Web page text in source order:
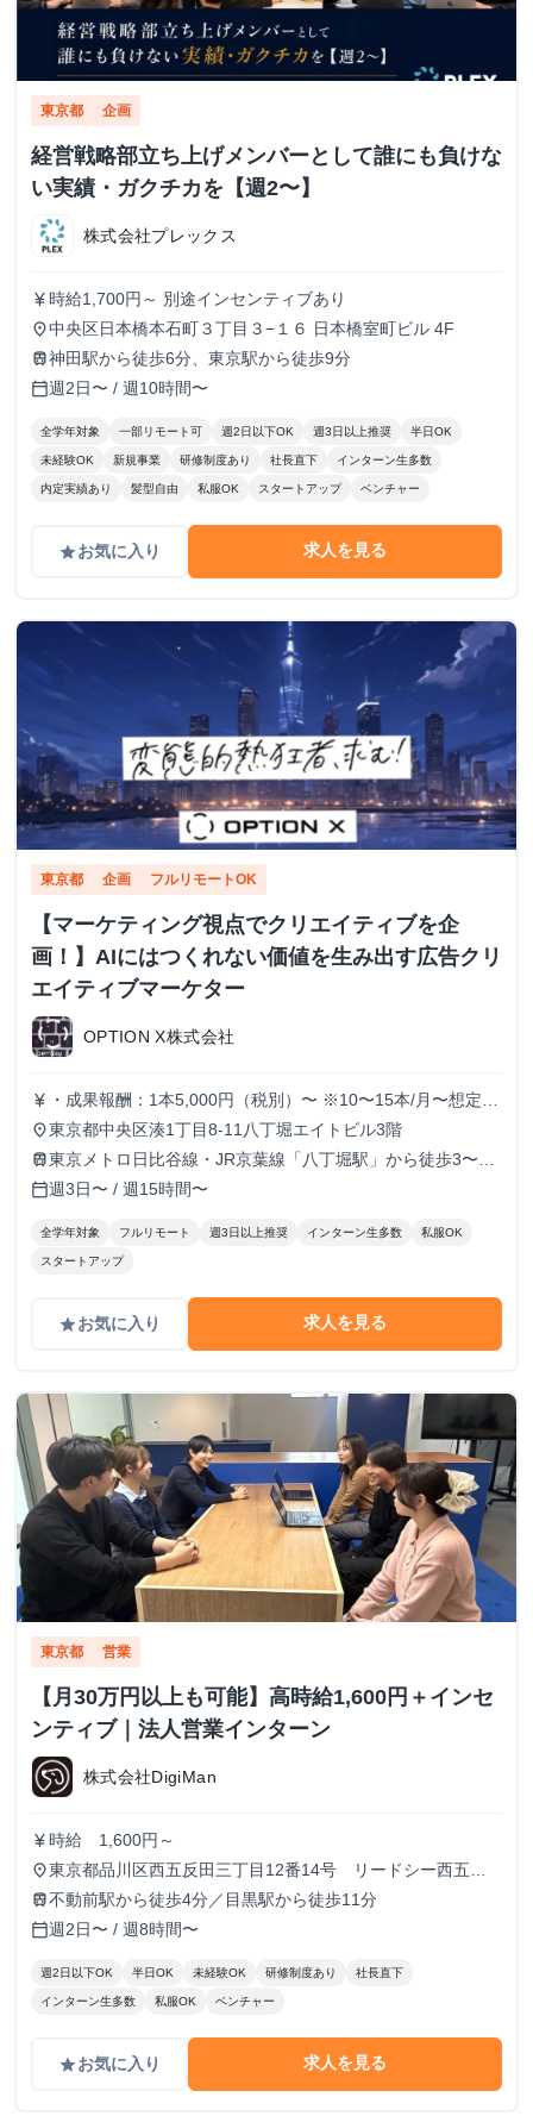
東京都 企画
経営戦略部立ち上げメンバーとして誰にも負けな
い実績・ガクチカを【週2〜】
株式会社プレックス
currency_yen 時給1,700円～ 別途インセンティブあり
place中央区日本橋本石町３丁目３−１６ 日本橋室町ビル 4F
train神田駅から徒歩6分、東京駅から徒歩9分
calendar_today週2日〜 / 週10時間〜
全学年対象 一部リモート可 週2日以下OK 週3日以上推奨 半日OK
未経験OK 新規事業 研修制度あり 社長直下 インターン生多数
内定実績あり 髪型自由 私服OK スタートアップ ベンチャー
gradeお気に入り 求人を見る
東京都 企画 フルリモートOK
【マーケティング視点でクリエイティブを企
画！】AIにはつくれない価値を生み出す広告クリ
エイティブマーケター
OPTION X株式会社
currency_yen ・成果報酬：1本5,000円（税別）〜 ※10〜15本/月〜想定
※経験、実績、能力等によって変動 ※トライアル期間の場
合変動あり
place東京都中央区湊1丁目8-11八丁堀エイトビル3階
train東京メトロ日比谷線・JR京葉線「八丁堀駅」から徒歩3〜6
分
calendar_today週3日〜 / 週15時間〜
全学年対象 フルリモート 週3日以上推奨 インターン生多数 私服OK
スタートアップ
gradeお気に入り 求人を見る
東京都 営業
【月30万円以上も可能】高時給1,600円＋インセ
ンティブ｜法人営業インターン
株式会社DigiMan
currency_yen 時給 1,600円～
place東京都品川区西五反田三丁目12番14号 リードシー西五反
田ビル7-8階（受付8階）
train不動前駅から徒歩4分／目黒駅から徒歩11分
calendar_today週2日〜 / 週8時間〜
週2日以下OK 半日OK 未経験OK 研修制度あり 社長直下
インターン生多数 私服OK ベンチャー
gradeお気に入り 求人を見る